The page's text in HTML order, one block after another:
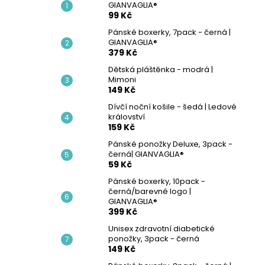
GIANVAGLIA®
99 Kč
Pánské boxerky, 7pack - černá |
GIANVAGLIA®
379 Kč
Dětská pláštěnka - modrá |
Mimoni
149 Kč
Dívčí noční košile - šedá | Ledové
království
159 Kč
Pánské ponožky Deluxe, 3pack -
černá| GIANVAGLIA®
59 Kč
Pánské boxerky, 10pack -
černá/barevné logo |
GIANVAGLIA®
399 Kč
Unisex zdravotní diabetické
ponožky, 3pack - černá
149 Kč
PÁNSKÝ SPODNÍ NÁTĚLNÍK - BÍLÁ |
GIANVAGLIA®